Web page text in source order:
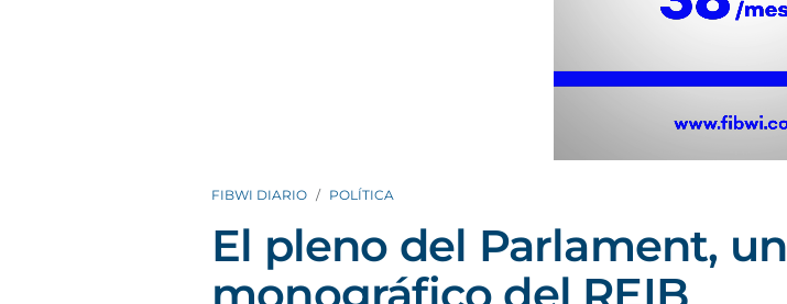
FIBWI DIARIO POLÍTICA
El pleno del Parlament, un